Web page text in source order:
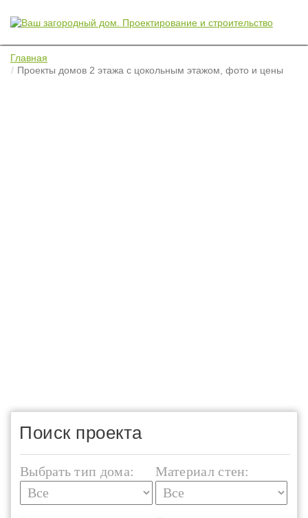
Главная
Проекты домов 2 этажа с цокольным этажом, фото и цены
Поиск проекта
Выбрать тип дома: Материал стен: